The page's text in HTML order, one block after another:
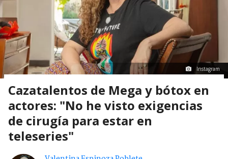
Instagram
Cazatalentos de Mega y bótox en
actores: "No he visto exigencias
de cirugía para estar en
teleseries"